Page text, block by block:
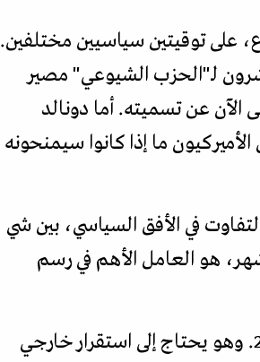
على توقيتين سياسيين مختلفين.
الحادي والعشرون لـ"الحزب الشيوعي" مصير
الآن عن تسميته. أما دونالد
ما إذا كانوا سيمنحونه
للاستقرار. وهذا التفاوت في الأفق السياسي، بين شي
هو العامل الأهم في رسم
يستعد شي جينبينغ للمؤتمر الحادي والعشرين لـ"الحزب الشيوعي" في خريف 2027. وهو يحتاج إلى استقرار خارجي